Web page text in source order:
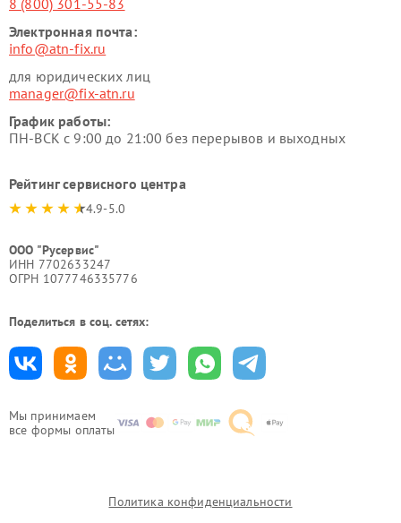
Мы принимаем
все формы оплаты
8 (800) 301-55-83
Электронная почта:
info@atn-fix.ru
для юридических лиц
manager@fix-atn.ru
График работы:
ПН-ВСК с 9:00 до 21:00 без перерывов и выходных
Рейтинг сервисного центра
4.9-5.0
ООО "Русервис"
ИНН 7702633247
ОГРН 1077746335776
Поделиться в соц. сетях:
Политика конфиденциальности